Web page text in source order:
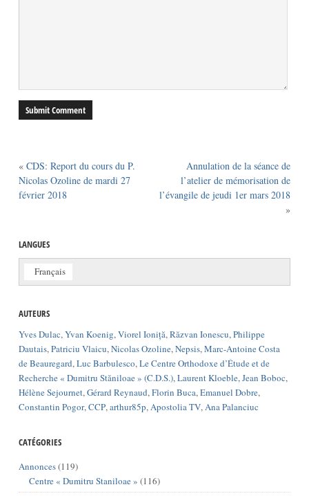
« CDS: Report du cours du P.
Nicolas Ozoline de mardi 27
février 2018
Annulation de la séance de
l’atelier de mémorisation de
l’évangile de jeudi 1er mars 2018
»
LANGUES
Français
AUTEURS
Yves Dulac,Yvan Koenig,Viorel Ioniță,Răzvan Ionescu,Philippe
Dautais,Patriciu Vlaicu,Nicolas Ozoline,Nepsis,Marc-Antoine Costa
de Beauregard,Luc Barbulesco,Le Centre Orthodoxe d’Étude et de
Recherche « Dumitru Stăniloae » (C.D.S.),Laurent Kloeble,Jean Boboc,
Hélène Sejournet,Gérard Reynaud,Florin Buca,Emanuel Dobre,
Constantin Pogor,CCP,arthur85p,Apostolia TV,Ana Palanciuc
CATÉGORIES
Annonces(119)
Centre « Dumitru Staniloae » (116)